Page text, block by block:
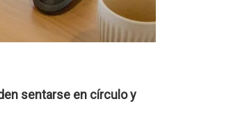
sentarse en círculo y